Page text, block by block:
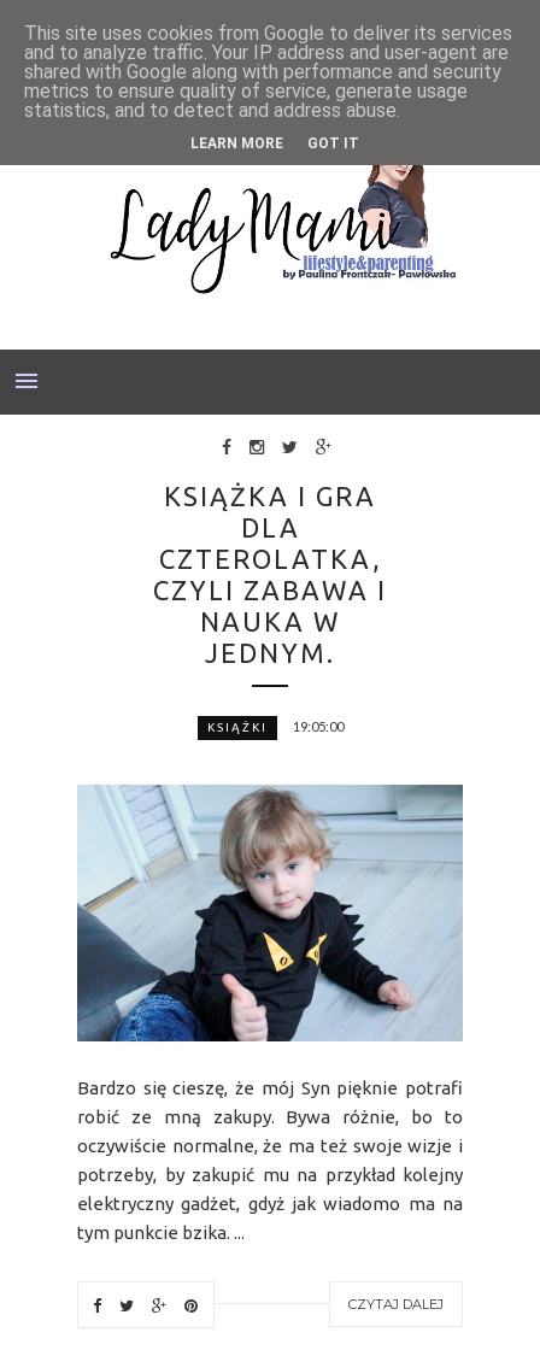
KSIĄŻKA I GRA
DLA
CZTEROLATKA,
CZYLI ZABAWA I
NAUKA W
JEDNYM.
KSIĄŻKI 19:05:00
Bardzo się cieszę, że mój Syn pięknie potrafi
robić ze mną zakupy. Bywa różnie, bo to
oczywiście normalne, że ma też swoje wizje i
potrzeby, by zakupić mu na przykład kolejny
elektryczny gadżet, gdyż jak wiadomo ma na
tym punkcie bzika. ...
CZYTAJ DALEJ
This site uses cookies from Google to deliver its services
and to analyze traffic. Your IP address and user-agent are
shared with Google along with performance and security
metrics to ensure quality of service, generate usage
statistics, and to detect and address abuse.
LEARN MORE GOT IT